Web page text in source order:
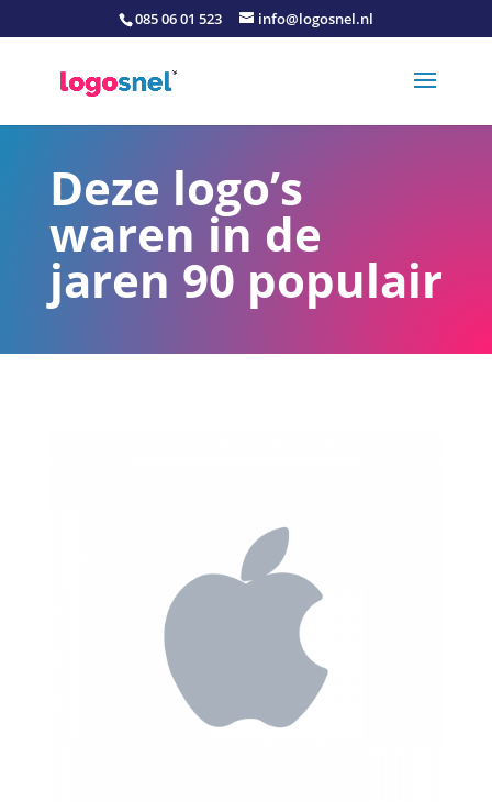
085 06 01 523 info@logosnel.nl
Deze logo’s
waren in de
jaren 90 populair